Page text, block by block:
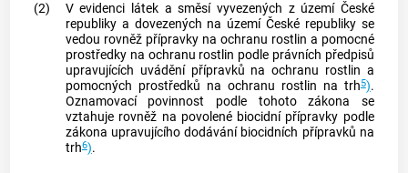
(2)
V evidenci látek a směsí vyvezených z území České
republiky a dovezených na území České republiky se
vedou rovněž přípravky na ochranu rostlin a pomocné
prostředky na ochranu rostlin podle právních předpisů
upravujících uvádění přípravků na ochranu rostlin a
pomocných prostředků na ochranu rostlin na trh5).
Oznamovací povinnost podle tohoto zákona se
vztahuje rovněž na povolené biocidní přípravky podle
zákona upravujícího dodávání biocidních přípravků na
trh6).